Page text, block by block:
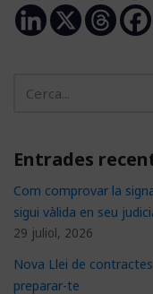
Entrades
Com comprovar la
sigui vàlida en seu
29 juliol, 2026
Nova Llei de
preparar-te